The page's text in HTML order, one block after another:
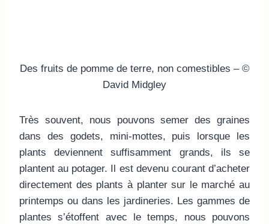
Des fruits de pomme de terre, non comestibles – ©
David Midgley
Très souvent, nous pouvons semer des graines
dans des godets, mini-mottes, puis lorsque les
plants deviennent suffisamment grands, ils se
plantent au potager. Il est devenu courant d’acheter
directement des plants à planter sur le marché au
printemps ou dans les jardineries. Les gammes de
plantes s’étoffent avec le temps, nous pouvons